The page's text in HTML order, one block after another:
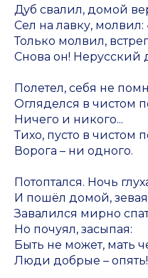
Дуб свалил, домой
Сел на лавку, молвил:
Только молвил,
Снова он! Нерусский
Полетел, себя не
Огляделся в чистом
Ничего и никого...
Тихо, пусто в чистом
Ворога – ни одного.
Потоптался. Ночь
И пошёл домой,
Завалился мирно
Но почуял, засыпая:
Быть не может, мать
Люди добрые –